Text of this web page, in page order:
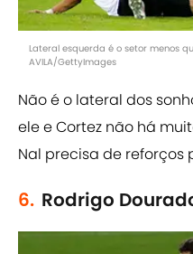
Lateral esquerda é o setor menos
AVILA/GettyImages
Não é o lateral dos
ele e Cortez não há
Nal precisa de reforços
6. Rodrigo